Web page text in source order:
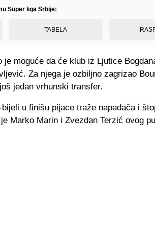
Super liga Srbije:
TABELA
je moguće da će klub iz Ljutice
Za njega je ozbiljno zagrizao
jedan vrhunski transfer.
u finišu pijace traže napadača i
Marko Marin i Zvezdan Terzić ovog